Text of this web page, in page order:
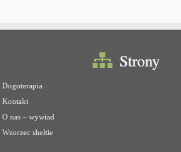
Strony
Dogoterapia
Kontakt
O nas – wywiad
Wzorzec sheltie